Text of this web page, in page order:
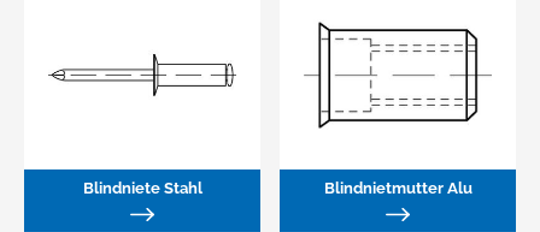
Blindniete Stahl Blindnietmutter Alu